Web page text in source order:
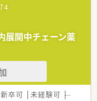
ており、地域医療に貢
できます。
マに掲げ、時代の変
法人です。
に取り組んでおり、
着型の企業です。
ど、現場の意見を大
展開中チェーン薬
新卒可 未経験可 ブラン